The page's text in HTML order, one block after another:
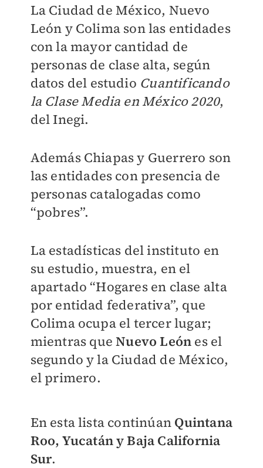
La Ciudad de México, Nuevo
León y Colima son las entidades
con la mayor cantidad de
personas de clase alta, según
datos del estudio Cuantificando
la Clase Media en México 2020,
del Inegi.
Además Chiapas y Guerrero son
las entidades con presencia de
personas catalogadas como
“pobres”.
La estadísticas del instituto en
su estudio, muestra, en el
apartado “Hogares en clase alta
por entidad federativa”, que
Colima ocupa el tercer lugar;
mientras queNuevo León es el
segundo y la Ciudad de México,
el primero.
En esta lista continúan Quintana
Roo, Yucatán y Baja California
Sur.